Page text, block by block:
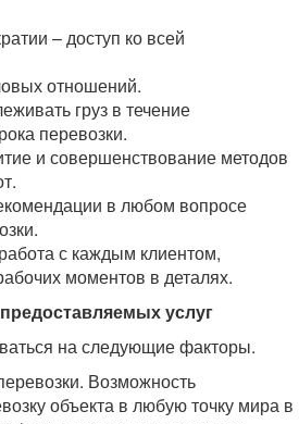
– доступ ко всей
отношений.
груз в течение
перевозки.
и совершенствование методов
в любом вопросе
с каждым клиентом,
моментов в деталях.
услуг
на следующие факторы.
Возможность
объекта в любую точку мира в